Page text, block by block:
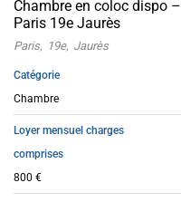
Chambre en coloc dispo –
Paris 19e Jaurès
Paris 19e Jaurès
Catégorie
Chambre
Loyer mensuel charges
comprises
800 €